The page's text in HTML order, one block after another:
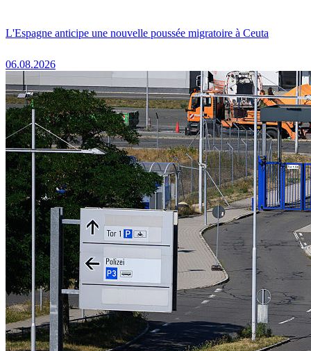
L'Espagne anticipe une nouvelle poussée migratoire à Ceuta
06.08.2026